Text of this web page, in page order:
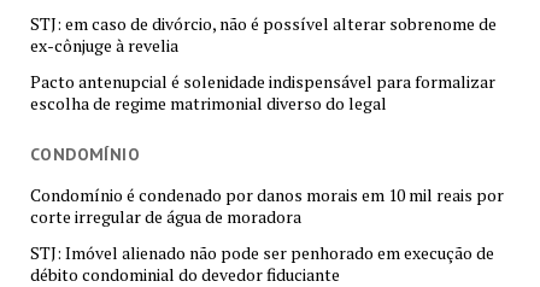
STJ: em caso de divórcio, não é possível alterar sobrenome de
ex-cônjuge à revelia
Pacto antenupcial é solenidade indispensável para formalizar
escolha de regime matrimonial diverso do legal
CONDOMÍNIO
Condomínio é condenado por danos morais em 10 mil reais por
corte irregular de água de moradora
STJ: Imóvel alienado não pode ser penhorado em execução de
débito condominial do devedor fiduciante